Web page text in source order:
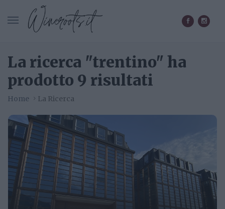
La ricerca "trentino" ha
prodotto 9 risultati
Home La Ricerca